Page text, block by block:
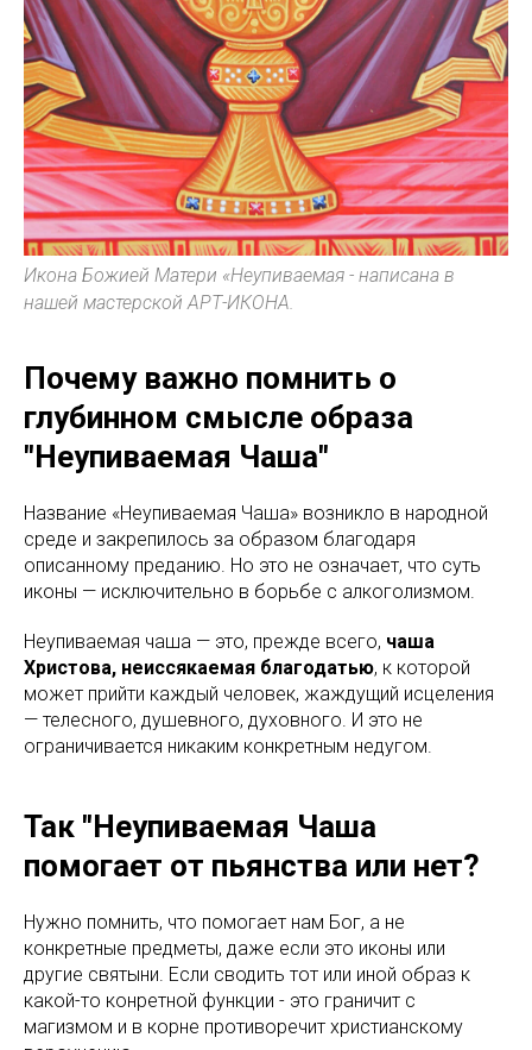
Икона Божией Матери «Неупиваемая - написана в
нашей мастерской АРТ-ИКОНА.
Почему важно помнить о
глубинном смысле образа
"Неупиваемая Чаша"
Название «Неупиваемая Чаша» возникло в народной
среде и закрепилось за образом благодаря
описанному преданию. Но это не означает, что суть
иконы — исключительно в борьбе с алкоголизмом.
Неупиваемая чаша — это, прежде всего, чаша
Христова, неиссякаемая благодатью, к которой
может прийти каждый человек, жаждущий исцеления
— телесного, душевного, духовного. И это не
ограничивается никаким конкретным недугом.
Так "Неупиваемая Чаша
помогает от пьянства или нет?
Нужно помнить, что помогает нам Бог, а не
конкретные предметы, даже если это иконы или
другие святыни. Если сводить тот или иной образ к
какой-то конретной функции - это граничит с
магизмом и в корне противоречит христианскому